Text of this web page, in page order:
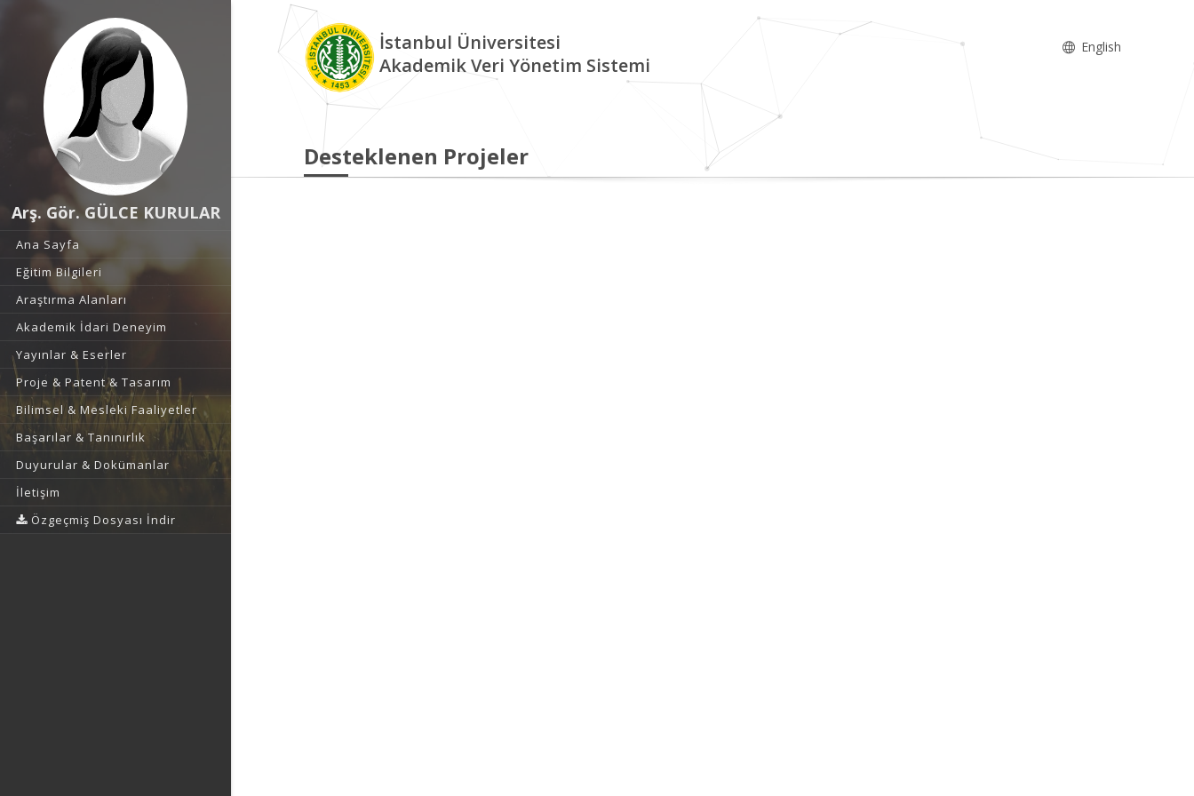
Arş. Gör. GÜLCE KURULAR
Ana Sayfa
Eğitim Bilgileri
Araştırma Alanları
Akademik İdari Deneyim
Yayınlar & Eserler
Proje & Patent & Tasarım
Bilimsel & Mesleki Faaliyetler
Başarılar & Tanınırlık
Duyurular & Dokümanlar
İletişim
Özgeçmiş Dosyası İndir
İstanbul Üniversitesi
Akademik Veri Yönetim Sistemi
English
Desteklenen Projeler